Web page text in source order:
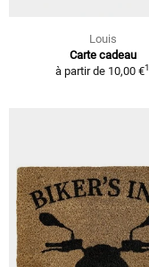
Louis
Carte cadeau
à partir de 10,00 €1